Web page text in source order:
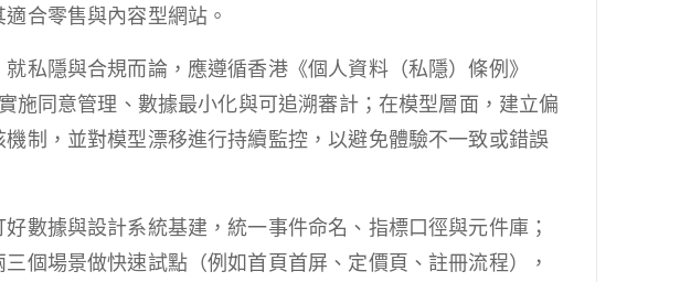
合零售與內容型網站。
私隱與合規而論，應遵循香港《個人資料（私隱）條例》
施同意管理、數據最小化與可追溯審計；在模型層面，建立偏
制，並對模型漂移進行持續監控，以避免體驗不一致或錯誤
數據與設計系統基建，統一事件命名、指標口徑與元件庫；
個場景做快速試點（例如首頁首屏、定價頁、註冊流程），